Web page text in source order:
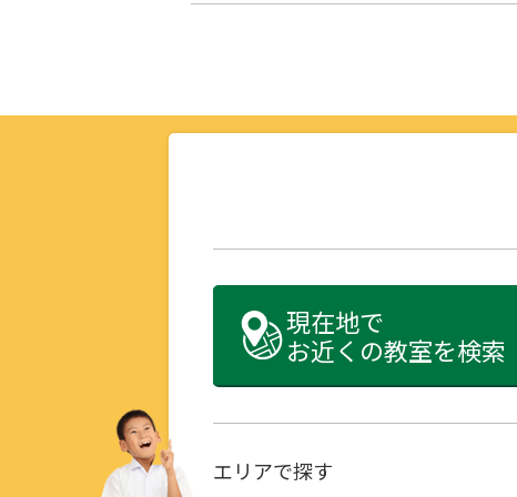
現在地で
お近くの教室を検索
エリアで探す